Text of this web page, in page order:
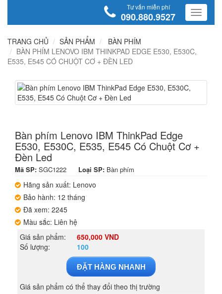
Tư vấn miễn phí
090.880.9527
TRANG CHỦ SẢN PHẨM
BÀN PHÍM
BÀN PHÍM LENOVO IBM THINKPAD EDGE E530, E530C,
E535, E545 CÓ CHUỘT CƠ + ĐÈN LED
Bàn phím Lenovo IBM ThinkPad Edge
E530, E530C, E535, E545 Có Chuột Cơ +
Đèn Led
Mã SP: SGC1222 Loại SP: Bàn phím
Hãng sản xuất: Lenovo
Bảo hành: 12 tháng
Đã xem: 2245
Màu sắc: Liên hệ
Giá sản phẩm:
650,000 VND
Số lượng:
100
ĐẶT HÀNG NHANH
Giá sản phẩm có thể thay đổi theo thị trường